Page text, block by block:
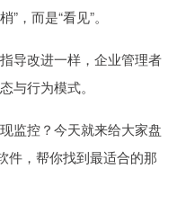
，而是“看见”。
导改进一样，企业管理者
与行为模式。
监控？今天就来给大家盘
件，帮你找到最适合的那